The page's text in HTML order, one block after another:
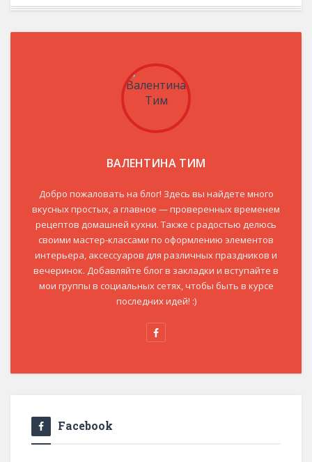
ВАЛЕНТИНА ТИМ
Добро пожаловать на блог! Здесь вы найдете много
вкусных простых, а главное — проверенных временем
рецептов домашней кухни. Также с радостью делюсь
своими мастер-классами по оформлению элементов
интерьера, аксессуаров для различных праздников и
вечеринок. Добавляйте блог в закладки и вступайте в
мои группы в социальных сетях, чтобы быть в курсе
последних идей! :)
Facebook